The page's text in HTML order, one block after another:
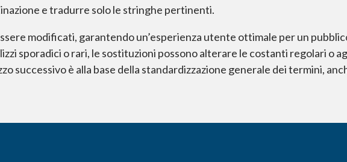
e tradurre solo le stringhe pertinenti.
modificati, garantendo un’esperienza utente ottimale per un
sporadici o rari, le sostituzioni possono alterare le costanti regolari o
successivo è alla base della standardizzazione generale dei termini,